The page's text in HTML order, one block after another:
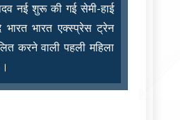
नई शुरू की गई सेमी-हाई
भारत भारत एक्स्प्रेस ट्रेन
करने वाली पहली महिला